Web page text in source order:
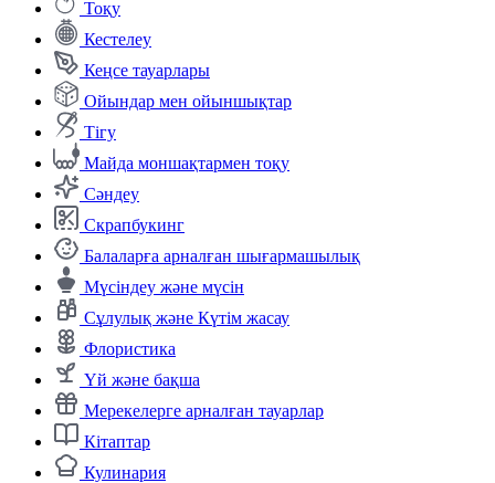
Тоқу
Кестелеу
Кеңсе тауарлары
Ойындар мен ойыншықтар
Тігу
Майда моншақтармен тоқу
Сәндеу
Скрапбукинг
Балаларға арналған шығармашылық
Мүсіндеу және мүсін
Сұлулық және Күтім жасау
Флористика
Үй және бақша
Мерекелерге арналған тауарлар
Кітаптар
Кулинария